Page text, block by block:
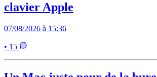
clavier Apple
07/08/2026 à 15:36
• 15